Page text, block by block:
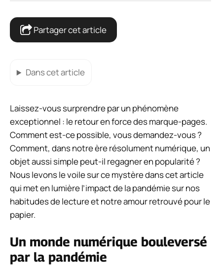
Partager cet article
Dans cet article
Laissez-vous surprendre par un phénomène
exceptionnel : le retour en force des marque-pages.
Comment est-ce possible, vous demandez-vous ?
Comment, dans notre ère résolument numérique, un
objet aussi simple peut-il regagner en popularité ?
Nous levons le voile sur ce mystère dans cet article
qui met en lumière l’impact de la pandémie sur nos
habitudes de lecture et notre amour retrouvé pour le
papier.
Un monde numérique bouleversé
par la pandémie